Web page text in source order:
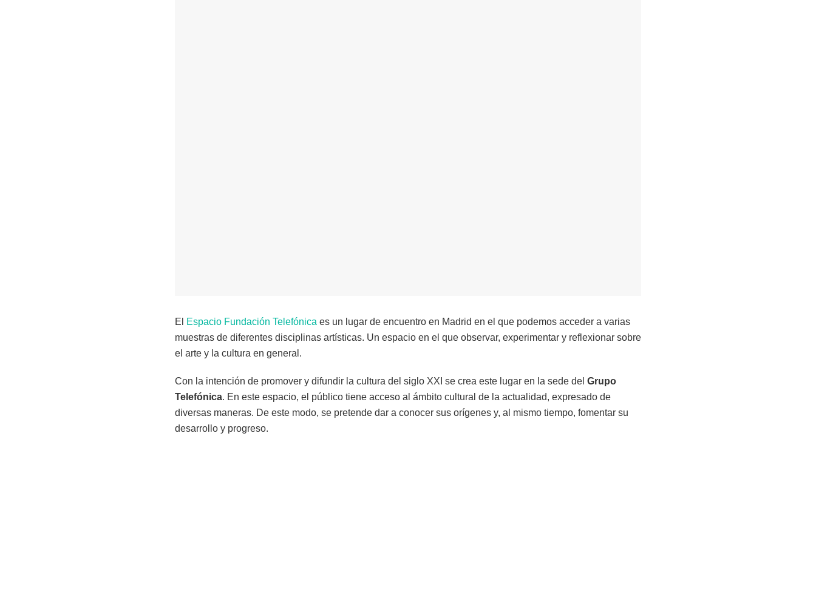
El Espacio Fundación Telefónica es un lugar de encuentro en Madrid en el que podemos acceder a varias
muestras de diferentes disciplinas artísticas. Un espacio en el que observar, experimentar y reflexionar sobre
el arte y la cultura en general.
Con la intención de promover y difundir la cultura del siglo XXI se crea este lugar en la sede del Grupo
Telefónica. En este espacio, el público tiene acceso al ámbito cultural de la actualidad, expresado de
diversas maneras. De este modo, se pretende dar a conocer sus orígenes y, al mismo tiempo, fomentar su
desarrollo y progreso.